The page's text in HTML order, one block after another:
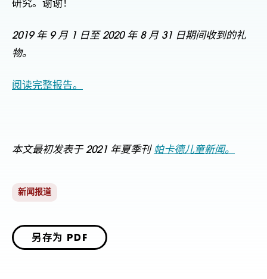
研究。谢谢！
2019 年 9 月 1 日至 2020 年 8 月 31 日期间收到的礼
物。
阅读完整报告。
本文最初发表于 2021 年夏季刊 帕卡德儿童新闻。
新闻报道
另存为 PDF